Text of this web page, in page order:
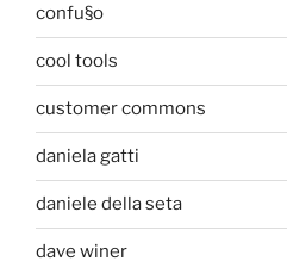
confu§o
cool tools
customer commons
daniela gatti
daniele della seta
dave winer